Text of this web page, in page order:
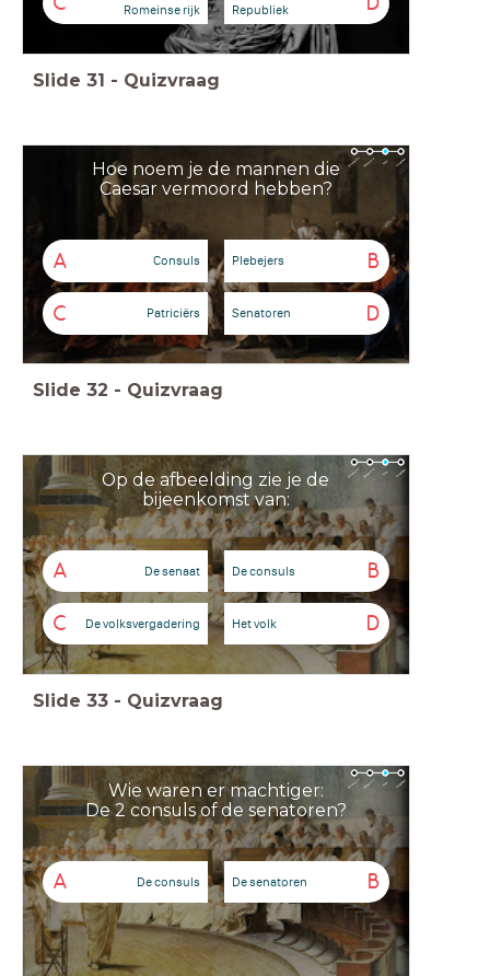
Romeinse rijk
Republiek
Slide 31 - Quizvraag
Hoe noem je de mannen die
Caesar vermoord hebben?
A Consuls B
Plebejers
C Patriciërs D
Senatoren
Slide 32 - Quizvraag
Op de afbeelding zie je de
bijeenkomst van:
A De senaat B
De consuls
C De volksvergadering D
Het volk
Slide 33 - Quizvraag
Wie waren er machtiger:
De 2 consuls of de senatoren?
A De consuls B
De senatoren